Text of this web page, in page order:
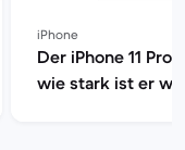
iPhone
Der iPhone 11 Pro
wie stark ist er